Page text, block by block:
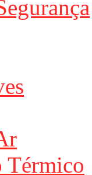
Térmico